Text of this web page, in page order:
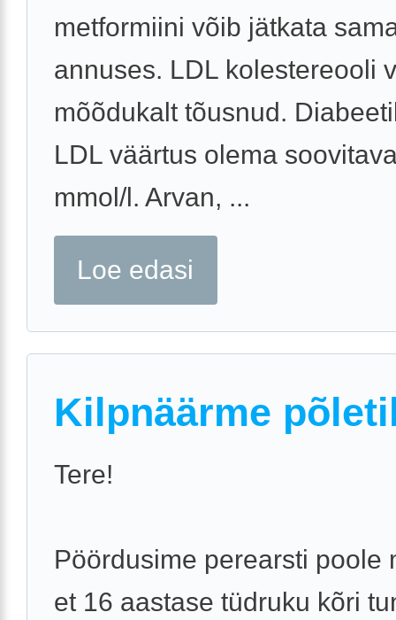
metformiini võib jätkata
annuses. LDL kolestereooli
mõõdukalt tõusnud.
LDL väärtus olema
mmol/l. Arvan, ...
Loe edasi
Kilpnäärme
Tere!
Pöördusime perearsti poole
et 16 aastase tüdruku kõri